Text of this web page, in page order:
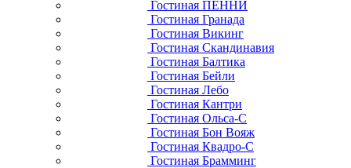
Гостиная ПЕННИ
Гостиная Гранада
Гостиная Викинг
Гостиная Скандинавия
Гостиная Балтика
Гостиная Бейли
Гостиная Лебо
Гостиная Кантри
Гостиная Ольса-С
Гостиная Бон Вояж
Гостиная Квадро-С
Гостиная Брамминг